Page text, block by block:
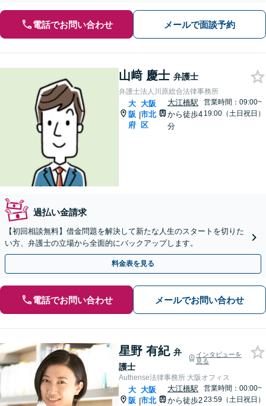
電話でお問い合わせ メールで面談予約
山﨑 慶士 弁護士
弁護士法人川原総合法律事務所
大
阪
府
|
大阪
市北
区
大江橋駅
から徒歩4
分
営業時間：09:00~
19:00（土日祝日）
過払い金請求
【初回相談無料】借金問題を解決して新たな人生のスタートを切りた
い方、弁護士の立場から全面的にバックアップします。
料金表を見る
電話でお問い合わせ メールでお問い合わせ
星野 有紀 弁
護士
インタビューを
見る
Authense法律事務所 大阪オフィス
大
阪 |
大阪
市北
大江橋駅
から徒歩2
営業時間：00:00~
23:59（土日祝日）